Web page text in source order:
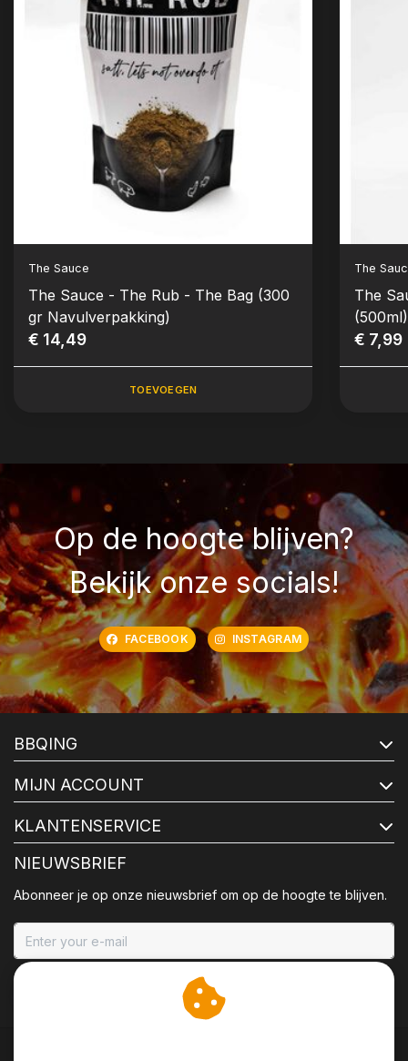
The Sauce
The Sauce - The Rub - The Bag (300
gr Navulverpakking)
€ 14,49
TOEVOEGEN
The
The
(500ml)
€ 7,99
Op de hoogte blijven?
Bekijk onze socials!
FACEBOOK INSTAGRAM
BBQING
MIJN ACCOUNT
KLANTENSERVICE
NIEUWSBRIEF
Abonneer je op onze nieuwsbrief om op de hoogte te blijven.